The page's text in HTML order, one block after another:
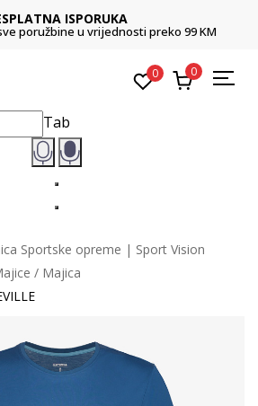
ISPORUKA
poružbine u vrijednosti preko 99 KM
0 0
Tab
Sportske opreme | Sport Vision
Majica